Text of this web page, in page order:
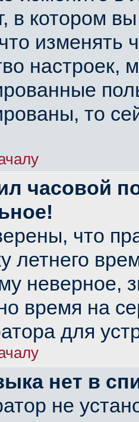
в котором
изменять
настроек,
то
часовой
что
летнего
неверное,
время на
для
нет в
не